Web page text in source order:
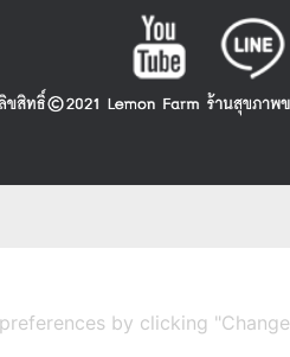
by clicking "Change